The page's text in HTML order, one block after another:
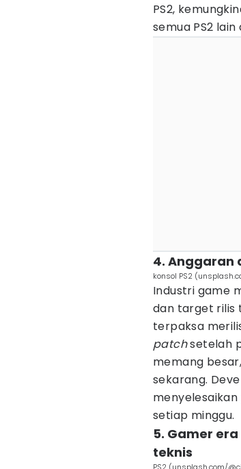
PS2,
semua PS2 lain
4. Anggaran
konsol PS2
Industri game
dan target rilis
terpaksa
patchsetelah
memang
sekarang.
menyelesaikan
setiap minggu.
5. Gamer
teknis